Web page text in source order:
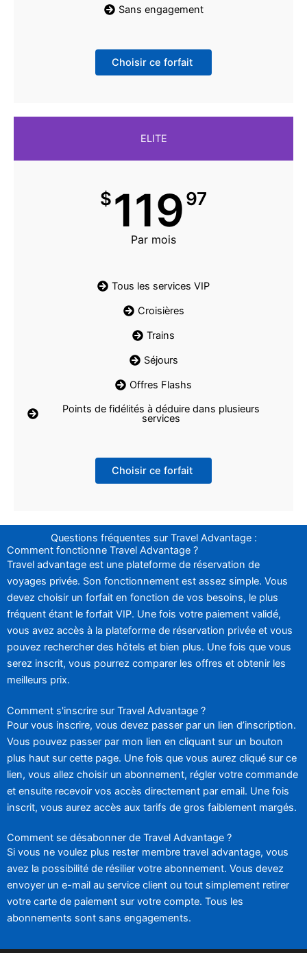
Sans engagement
Choisir ce forfait
ELITE
$11997
Par mois
Tous les services VIP
Croisières
Trains
Séjours
Offres Flashs
Points de fidélités à déduire dans plusieurs
services
Choisir ce forfait
Questions fréquentes sur Travel Advantage :
Comment fonctionne Travel Advantage ?
Travel advantage est une plateforme de réservation de
voyages privée. Son fonctionnement est assez simple. Vous
devez choisir un forfait en fonction de vos besoins, le plus
fréquent étant le forfait VIP. Une fois votre paiement validé,
vous avez accès à la plateforme de réservation privée et vous
pouvez rechercher des hôtels et bien plus. Une fois que vous
serez inscrit, vous pourrez comparer les offres et obtenir les
meilleurs prix.
Comment s'inscrire sur Travel Advantage ?
Pour vous inscrire, vous devez passer par un lien d’inscription.
Vous pouvez passer par mon lien en cliquant sur un bouton
plus haut sur cette page. Une fois que vous aurez cliqué sur ce
lien, vous allez choisir un abonnement, régler votre commande
et ensuite recevoir vos accès directement par email. Une fois
inscrit, vous aurez accès aux tarifs de gros faiblement margés.
Comment se désabonner de Travel Advantage ?
Si vous ne voulez plus rester membre travel advantage, vous
avez la possibilité de résilier votre abonnement. Vous devez
envoyer un e-mail au service client ou tout simplement retirer
votre carte de paiement sur votre compte. Tous les
abonnements sont sans engagements.